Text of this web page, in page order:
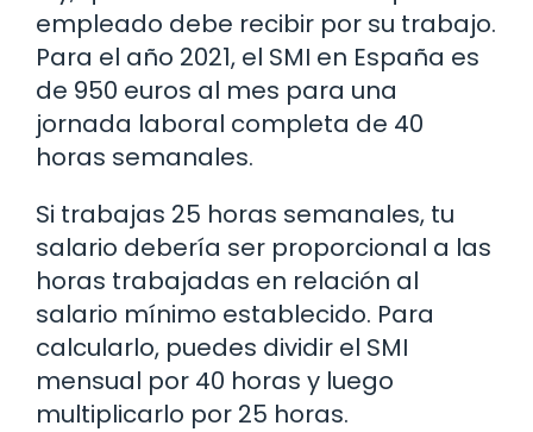
empleado debe recibir por su trabajo.
Para el año 2021, el SMI en España es
de 950 euros al mes para una
jornada laboral completa de 40
horas semanales.
Si trabajas 25 horas semanales, tu
salario debería ser proporcional a las
horas trabajadas en relación al
salario mínimo establecido. Para
calcularlo, puedes dividir el SMI
mensual por 40 horas y luego
multiplicarlo por 25 horas.